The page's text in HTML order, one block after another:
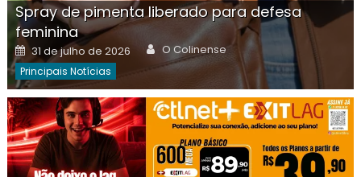
Spray de pimenta liberado para defesa
feminina
Posted
on
31 de julho de 2026 Author
O Colinense
Principais Notícias